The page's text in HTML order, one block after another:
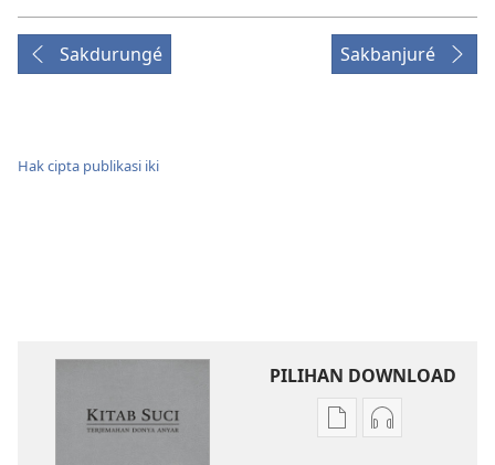
Sakdurungé Sakbanjuré
Hak cipta publikasi iki
PILIHAN DOWNLOAD
PilihanPilihan